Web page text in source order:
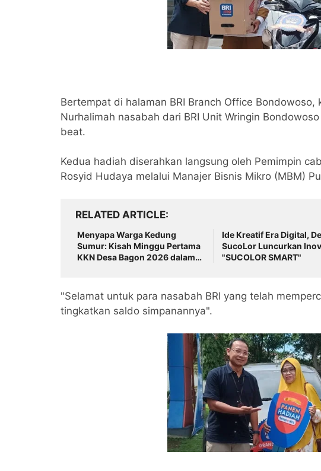
Bertempat di halaman BRI Branch Office
Nurhalimah nasabah dari BRI Unit Wringin
beat.
Kedua hadiah diserahkan langsung oleh Pemimpin
Rosyid Hudaya melalui Manajer Bisnis Mikro (MBM)
RELATED ARTICLE
Menyapa Warga Kedung
Sumur: Kisah Minggu Pertama
KKN Desa Bagon 2026 dalam
Ide Kreatif Era Digital,
SucoLor Luncurkan
"SUCOLOR SMART"
"Selamat untuk para nasabah BRI yang telah
tingkatkan saldo simpanannya".